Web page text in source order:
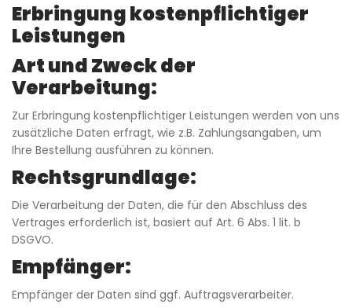
Erbringung kostenpflichtiger
Leistungen
Art und Zweck der
Verarbeitung:
Zur Erbringung kostenpflichtiger Leistungen werden von uns
zusätzliche Daten erfragt, wie z.B. Zahlungsangaben, um
Ihre Bestellung ausführen zu können.
Rechtsgrundlage:
Die Verarbeitung der Daten, die für den Abschluss des
Vertrages erforderlich ist, basiert auf Art. 6 Abs. 1 lit. b
DSGVO.
Empfänger:
Empfänger der Daten sind ggf. Auftragsverarbeiter.